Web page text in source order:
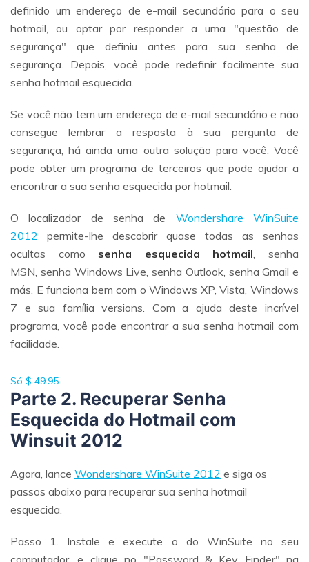
definido um endereço de e-mail secundário para o seu
hotmail, ou optar por responder a uma "questão de
segurança" que definiu antes para sua senha de
segurança. Depois, você pode redefinir facilmente sua
senha hotmail esquecida.
Se você não tem um endereço de e-mail secundário e não
consegue lembrar a resposta à sua pergunta de
segurança, há ainda uma outra solução para você. Você
pode obter um programa de terceiros que pode ajudar a
encontrar a sua senha esquecida por hotmail.
O localizador de senha de Wondershare WinSuite
2012 permite-lhe descobrir quase todas as senhas
ocultas como senha esquecida hotmail , senha
MSN, senha Windows Live, senha Outlook, senha Gmail e
más. E funciona bem com o Windows XP, Vista, Windows
7 e sua família versions. Com a ajuda deste incrível
programa, você pode encontrar a sua senha hotmail com
facilidade.
Só $ 49.95
Parte 2. Recuperar Senha
Esquecida do Hotmail com
Winsuit 2012
Agora, lance Wondershare WinSuite 2012 e siga os
passos abaixo para recuperar sua senha hotmail
esquecida.
Passo 1. Instale e execute o do WinSuite no seu
computador, e clique no "Password & Key Finder" na